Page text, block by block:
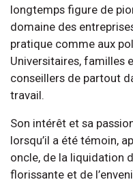
longtemps figure de
domaine des
pratique comme aux
Universitaires, familles
conseillers de partout
travail.
Son intérêt et sa
lorsqu’il a été témoin,
oncle, de la liquidation
florissante et de